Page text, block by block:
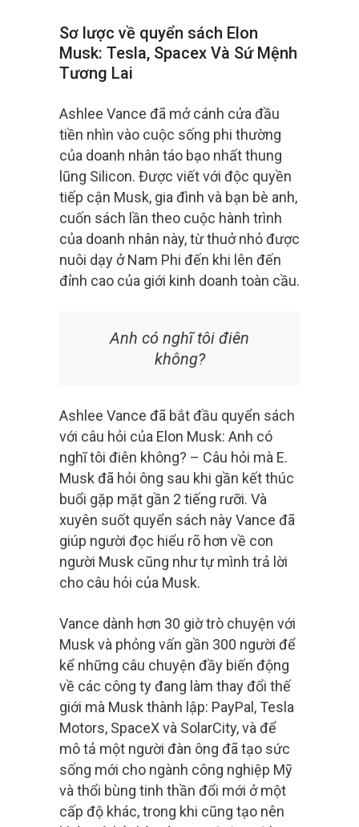
Sơ lược về quyển sách Elon
Musk: Tesla, Spacex Và Sứ Mệnh
Tương Lai
Ashlee Vance đã mở cánh cửa đầu
tiền nhìn vào cuộc sống phi thường
của doanh nhân táo bạo nhất thung
lũng Silicon. Được viết với độc quyền
tiếp cận Musk, gia đình và bạn bè anh,
cuốn sách lần theo cuộc hành trình
của doanh nhân này, từ thuở nhỏ được
nuôi dạy ở Nam Phi đến khi lên đến
đỉnh cao của giới kinh doanh toàn cầu.
Anh có nghĩ tôi điên
không?
Ashlee Vance đã bắt đầu quyển sách
với câu hỏi của Elon Musk: Anh có
nghĩ tôi điên không? – Câu hỏi mà E.
Musk đã hỏi ông sau khi gần kết thúc
buổi gặp mặt gần 2 tiếng rưỡi. Và
xuyên suốt quyển sách này Vance đã
giúp người đọc hiểu rõ hơn về con
người Musk cũng như tự mình trả lời
cho câu hỏi của Musk.
Vance dành hơn 30 giờ trò chuyện với
Musk và phỏng vấn gần 300 người để
kể những câu chuyện đầy biến động
về các công ty đang làm thay đổi thế
giới mà Musk thành lập: PayPal, Tesla
Motors, SpaceX và SolarCity, và để
mô tả một người đàn ông đã tạo sức
sống mới cho ngành công nghiệp Mỹ
và thổi bùng tinh thần đổi mới ở một
cấp độ khác, trong khi cũng tạo nên